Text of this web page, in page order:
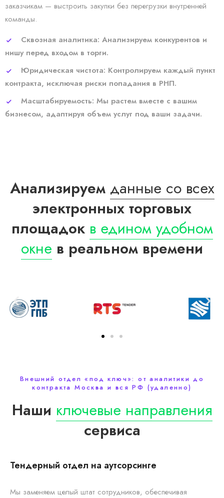
заказчикам — выстроить закупки без перегрузки внутренней
команды.
Сквозная аналитика: Анализируем конкурентов и
нишу перед входом в торги.
Юридическая чистота: Контролируем каждый пункт
контракта, исключая риски попадания в РНП.
Масштабируемость: Мы растем вместе с вашим
бизнесом, адаптируя объем услуг под ваши задачи.
Анализируем данные со всех
электронных торговых
площадок в едином удобном
окне в реальном времени
Внешний отдел «под ключ»: от аналитики до
контракта Москва и вся РФ (удаленно)
Наши ключевые направления
сервиса
Тендерный отдел на аутсорсинге
Мы заменяем целый штат сотрудников, обеспечивая